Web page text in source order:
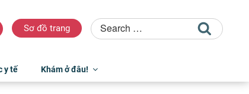
Sơ đồ trang
y tế Khám ở đâu!